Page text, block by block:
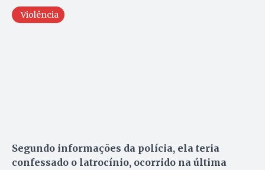
Violência
Segundo informações da polícia, ela teria
confessado o latrocínio, ocorrido na última